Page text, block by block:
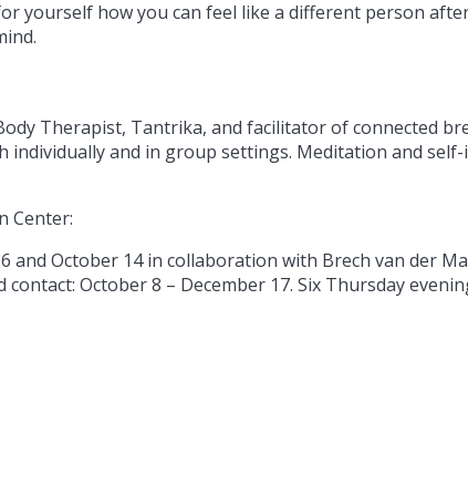
yourself how you can feel like a different person
Therapist, Tantrika, and facilitator of connected
individually and in group settings. Meditation and
Center:
and October 14 in collaboration with Brech van der
October 8 – December 17. Six Thursday